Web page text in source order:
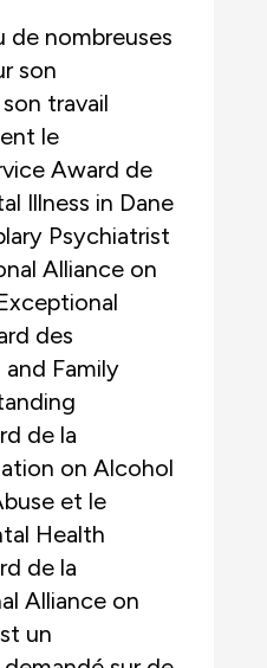
de nombreuses
son
travail
le
Award de
Illness in Dane
Psychiatrist
Alliance on
des
Family
de la
on Alcohol
et le
Health
de la
Alliance on
un